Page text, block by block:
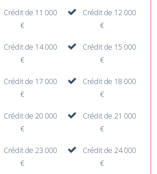
Crédit de 11 000
€
Crédit de 12 000
€
Crédit de 14 000
€
Crédit de 15 000
€
Crédit de 17 000
€
Crédit de 18 000
€
Crédit de 20 000
€
Crédit de 21 000
€
Crédit de 23 000
€
Crédit de 24 000
€